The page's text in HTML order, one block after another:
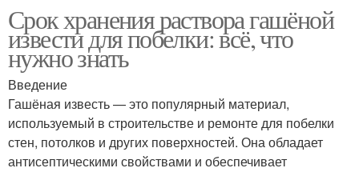
Срок хранения раствора гашёной
извести для побелки: всё, что
нужно знать
Введение
Гашёная известь — это популярный материал,
используемый в строительстве и ремонте для побелки
стен, потолков и других поверхностей. Она обладает
антисептическими свойствами и обеспечивает